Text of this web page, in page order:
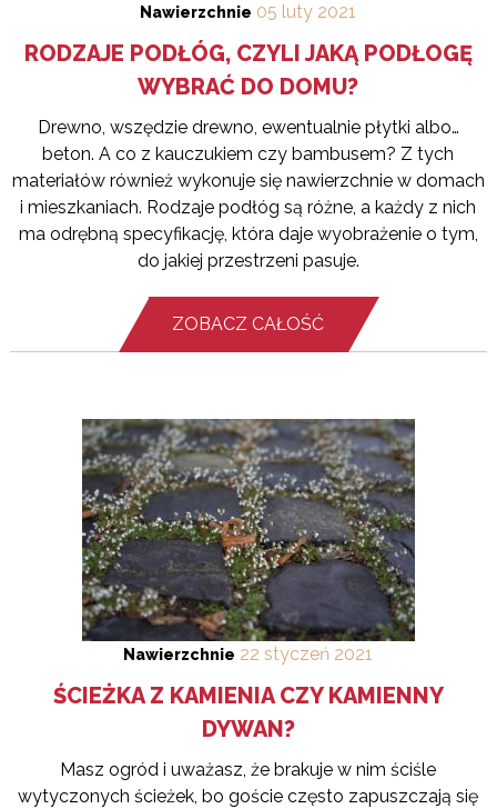
Nawierzchnie 05 luty 2021
RODZAJE PODŁÓG, CZYLI JAKĄ PODŁOGĘ
WYBRAĆ DO DOMU?
Drewno, wszędzie drewno, ewentualnie płytki albo…
beton. A co z kauczukiem czy bambusem? Z tych
materiałów również wykonuje się nawierzchnie w domach
i mieszkaniach. Rodzaje podłóg są różne, a każdy z nich
ma odrębną specyfikację, która daje wyobrażenie o tym,
do jakiej przestrzeni pasuje.
ZOBACZ CAŁOŚĆ
Nawierzchnie 22 styczeń 2021
ŚCIEŻKA Z KAMIENIA CZY KAMIENNY
DYWAN?
Masz ogród i uważasz, że brakuje w nim ściśle
wytyczonych ścieżek, bo goście często zapuszczają się